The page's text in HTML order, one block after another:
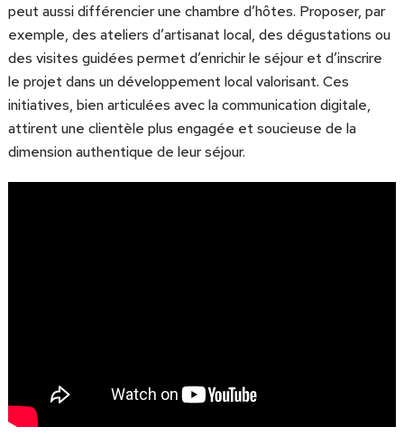
peut aussi différencier une chambre d’hôtes. Proposer, par
exemple, des ateliers d’artisanat local, des dégustations ou
des visites guidées permet d’enrichir le séjour et d’inscrire
le projet dans un développement local valorisant. Ces
initiatives, bien articulées avec la communication digitale,
attirent une clientèle plus engagée et soucieuse de la
dimension authentique de leur séjour.